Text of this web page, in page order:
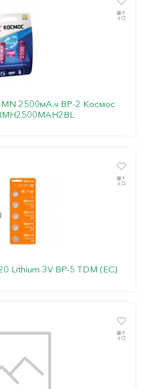
2500мА.ч ВР-2 Космос
Lithium 3V BP-5 TDM (ЕС)